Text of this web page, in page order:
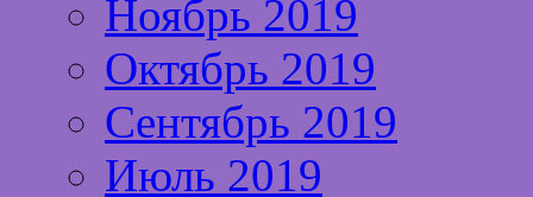
Ноябрь 2019
Октябрь 2019
Сентябрь 2019
Июль 2019